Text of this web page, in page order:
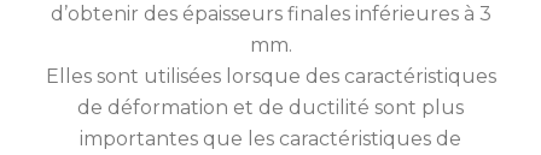
d’obtenir des épaisseurs finales inférieures à 3
mm.
Elles sont utilisées lorsque des caractéristiques
de déformation et de ductilité sont plus
importantes que les caractéristiques de